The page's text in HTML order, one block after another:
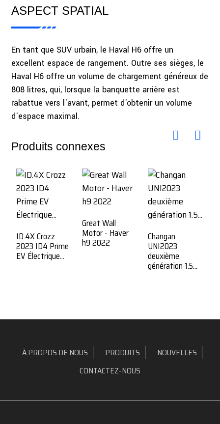
ASPECT SPATIAL
En tant que SUV urbain, le Haval H6 offre un
excellent espace de rangement. Outre ses sièges, le
Haval H6 offre un volume de chargement généreux de
808 litres, qui, lorsque la banquette arrière est
rabattue vers l'avant, permet d'obtenir un volume
d'espace maximal.
Produits connexes
ID.4X Crozz
2023 ID4 Prime
EV Électrique...
Great Wall
Motor - Haver
h9 2022 Changan
UNI2023
deuxième
génération 1.5...
À PROPOS DE NOUS PRODUITS
NOUVELLES
CONTACTEZ-NOUS